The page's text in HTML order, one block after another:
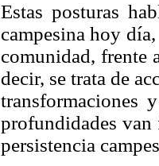
Estas posturas
campesina hoy
comunidad, frente
decir, se trata de
transformaciones
profundidades van
persistencia